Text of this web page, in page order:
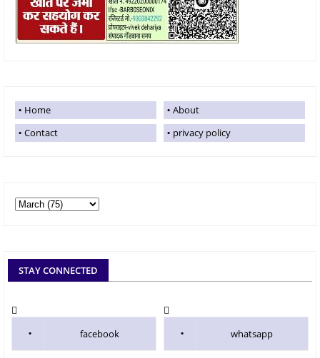
Home
About
Contact
privacy policy
STAY CONNECTED
facebook whatsapp